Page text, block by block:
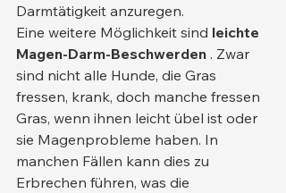
Darmtätigkeit anzuregen.
Eine weitere Möglichkeit sind leichte
Magen-Darm-Beschwerden . Zwar
sind nicht alle Hunde, die Gras
fressen, krank, doch manche fressen
Gras, wenn ihnen leicht übel ist oder
sie Magenprobleme haben. In
manchen Fällen kann dies zu
Erbrechen führen, was die